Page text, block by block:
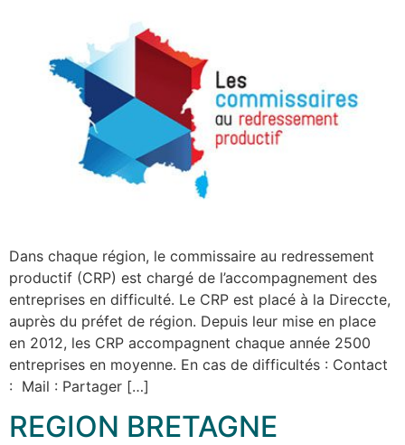
Dans chaque région, le commissaire au redressement
productif (CRP) est chargé de l’accompagnement des
entreprises en difficulté. Le CRP est placé à la Direccte,
auprès du préfet de région. Depuis leur mise en place
en 2012, les CRP accompagnent chaque année 2500
entreprises en moyenne. En cas de difficultés : Contact
: Mail : Partager […]
REGION BRETAGNE